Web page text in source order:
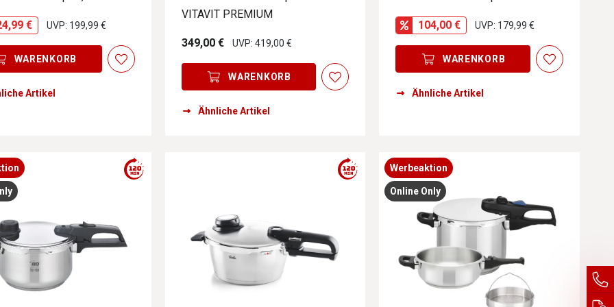
deaktiviert, wenn sie mit der aktuellen Auswahl zu keinen Ergebnissen führen. Diese Optionen sind visuell und
deaktiviert, wenn sie mit der aktuellen Auswahl zu keinen Ergebnissen führen. Diese Optionen sind visuell und
deaktiviert, wenn sie mit der aktuellen Auswahl zu keinen Ergebnissen führen. Diese Optionen sind visuell und
deaktiviert, wenn sie mit der aktuellen Auswahl zu keinen Ergebnissen führen. Diese Optionen sind visuell und
deaktiviert, wenn sie mit der aktuellen Auswahl zu keinen Ergebnissen führen. Diese Optionen sind visuell und
€ UVP: 199,99 €
WARENKORB
Artikel
VITAVIT PREMIUM
349,00 € UVP: 419,00 €
WARENKORB
Ähnliche Artikel
104,00 € UVP: 179,99 €
WARENKORB
Ähnliche Artikel
Werbeaktion
Online Only